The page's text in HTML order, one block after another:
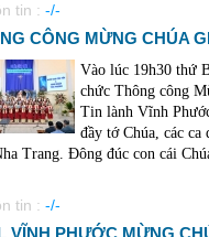
tin : -/-
CÔNG MỪNG CHÚA
Vào lúc 19h30 thứ
chức Thông công
Tin lành Vĩnh
đầy tớ Chúa, các ca
Trang. Đông đúc con cái
tin : -/-
VĨNH PHƯỚC MỪNG